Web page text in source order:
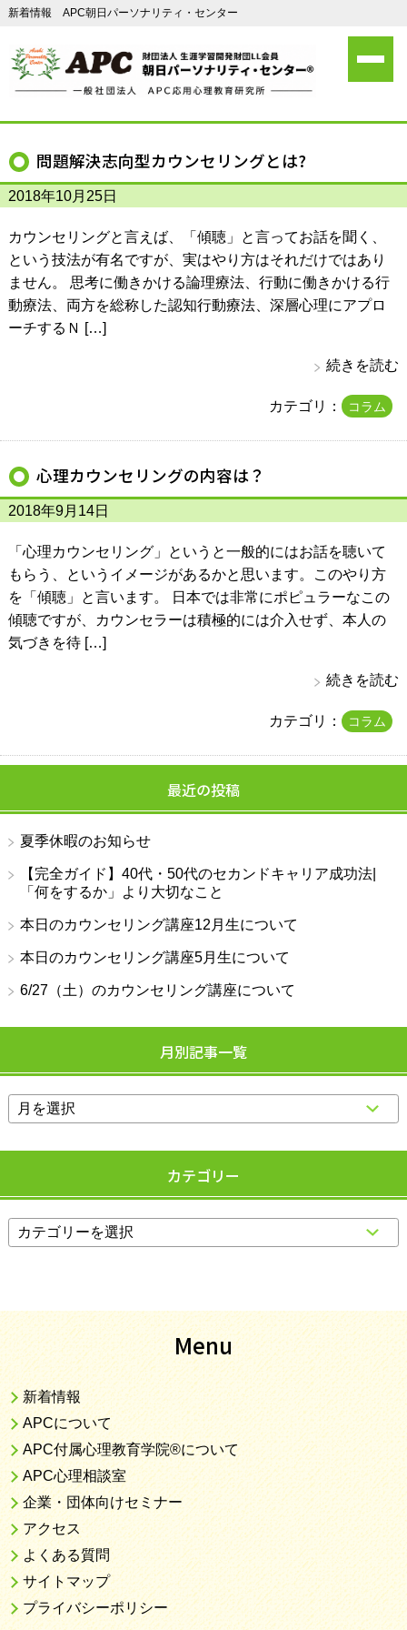
新着情報 APC朝日パーソナリティ・センター
問題解決志向型カウンセリングとは?
2018年10月25日
カウンセリングと言えば、「傾聴」と言ってお話を聞く、
という技法が有名ですが、実はやり方はそれだけではあり
ません。 思考に働きかける論理療法、行動に働きかける行
動療法、両方を総称した認知行動療法、深層心理にアプロ
ーチするＮ […]
続きを読む
カテゴリ： コラム
心理カウンセリングの内容は？
2018年9月14日
「心理カウンセリング」というと一般的にはお話を聴いて
もらう、というイメージがあるかと思います。このやり方
を「傾聴」と言います。 日本では非常にポピュラーなこの
傾聴ですが、カウンセラーは積極的には介入せず、本人の
気づきを待 […]
続きを読む
カテゴリ： コラム
最近の投稿
夏季休暇のお知らせ
【完全ガイド】40代・50代のセカンドキャリア成功法|
「何をするか」より大切なこと
本日のカウンセリング講座12月生について
本日のカウンセリング講座5月生について
6/27（土）のカウンセリング講座について
月別記事一覧
カテゴリー
Menu
新着情報
APCについて
APC付属心理教育学院®について
APC心理相談室
企業・団体向けセミナー
アクセス
よくある質問
サイトマップ
プライバシーポリシー